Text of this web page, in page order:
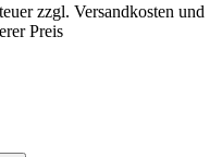
zzgl. Versandkosten und
Preis